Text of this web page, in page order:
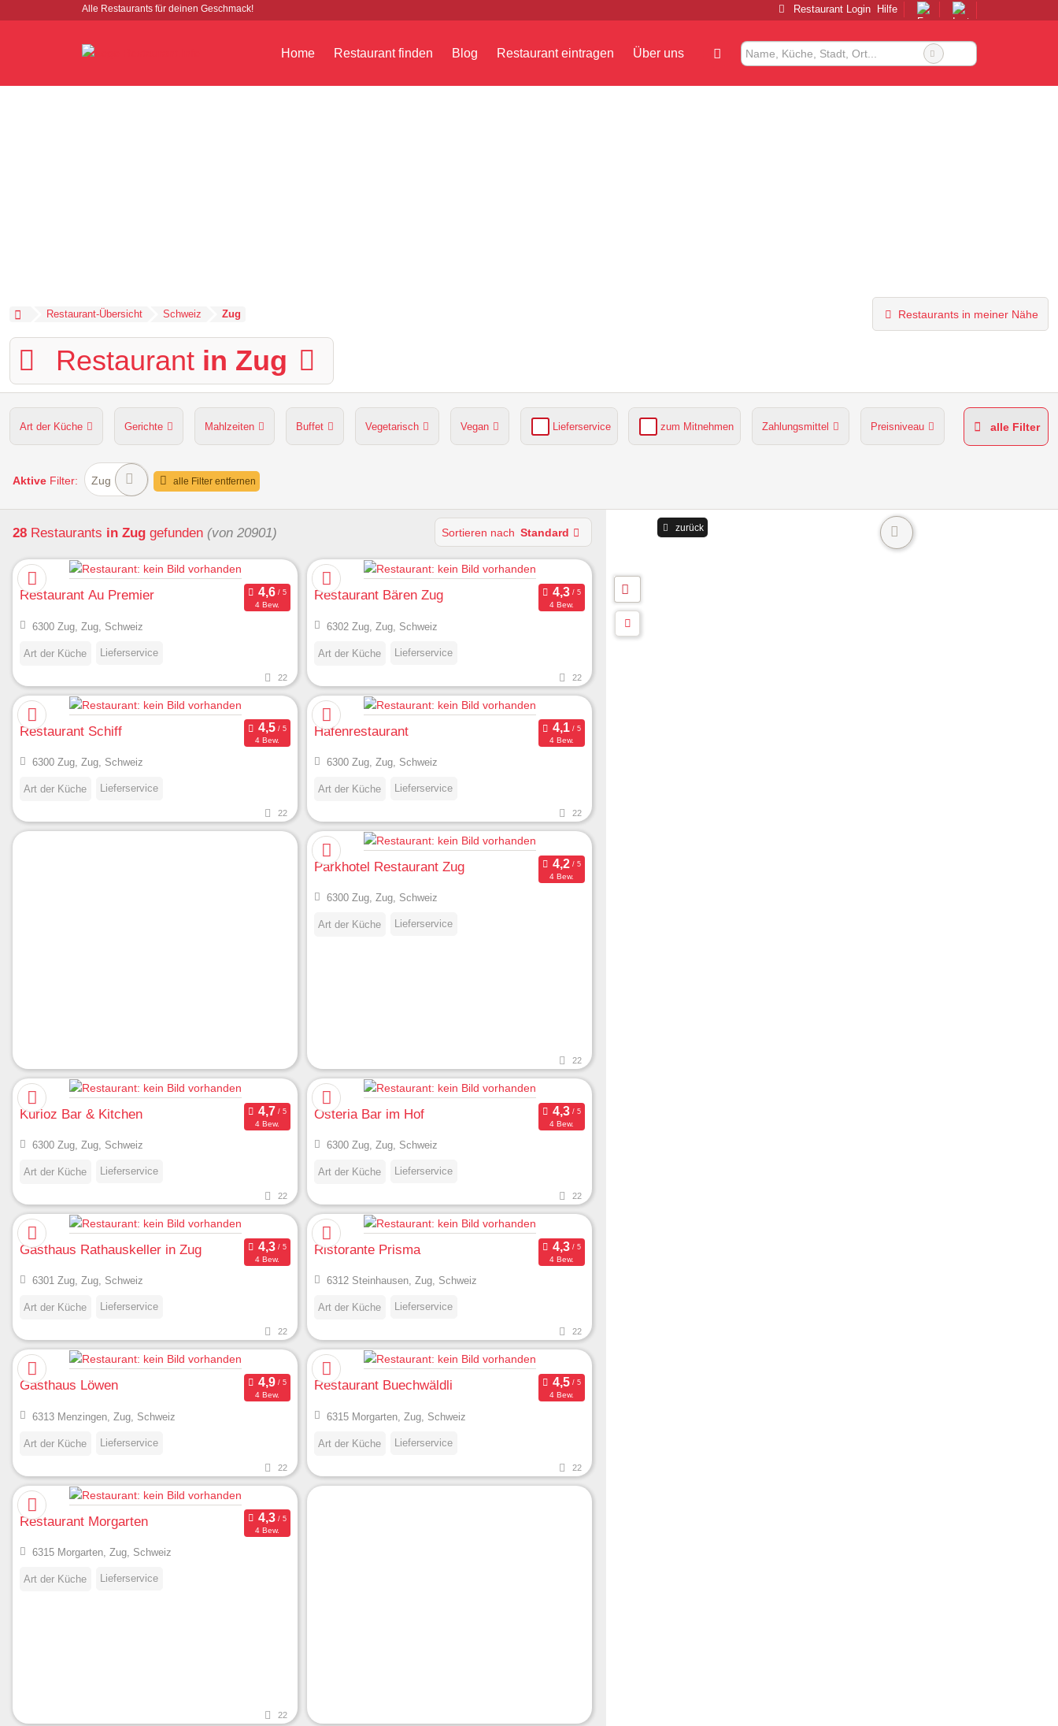
Alle Restaurants für deinen Geschmack! Restaurant Login Hilfe
Home Restaurant finden Blog Restaurant eintragen Über uns
Restaurant-Übersicht Schweiz Zug Restaurants in meiner Nähe
Restaurant in Zug
Art der Küche Gerichte Mahlzeiten Buffet Vegetarisch Vegan Lieferservice zum Mitnehmen Zahlungsmittel Preisniveau
Hunde erlaubt Kapazität Sitzplätze im Freien
alle Filter
Aktive Filter: Zug alle Filter entfernen
28 Restaurants in Zug gefunden (von 20901) Sortieren nach Standard
Restaurant Au Premier
4 Bew.
6300 Zug, Zug, Schweiz
Art der Küche Lieferservice
22
Restaurant Bären Zug
4 Bew.
6302 Zug, Zug, Schweiz
Art der Küche Lieferservice
22
Restaurant Schiff
4 Bew.
6300 Zug, Zug, Schweiz
Art der Küche Lieferservice
22
Hafenrestaurant
4 Bew.
6300 Zug, Zug, Schweiz
Art der Küche Lieferservice
22
Parkhotel Restaurant Zug
4 Bew.
6300 Zug, Zug, Schweiz
Art der Küche Lieferservice
22
Kurioz Bar & Kitchen
4 Bew.
6300 Zug, Zug, Schweiz
Art der Küche Lieferservice
22
Osteria Bar im Hof
4 Bew.
6300 Zug, Zug, Schweiz
Art der Küche Lieferservice
22
Gasthaus Rathauskeller in Zug
4 Bew.
6301 Zug, Zug, Schweiz
Art der Küche Lieferservice
22
Ristorante Prisma
4 Bew.
6312 Steinhausen, Zug, Schweiz
Art der Küche Lieferservice
22
Gasthaus Löwen
4 Bew.
6313 Menzingen, Zug, Schweiz
Art der Küche Lieferservice
22
Restaurant Buechwäldli
4 Bew.
6315 Morgarten, Zug, Schweiz
Art der Küche Lieferservice
22
Restaurant Morgarten
4 Bew.
6315 Morgarten, Zug, Schweiz
Art der Küche Lieferservice
22
zurück